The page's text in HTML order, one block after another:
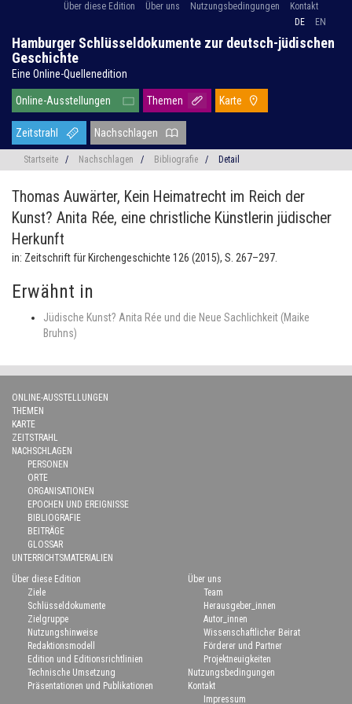
Über diese Edition Über uns Nutzungsbedingungen
Kontakt
DE
EN
Hamburger Schlüsseldokumente zur deutsch-jüdischen
Geschichte
Eine Online-Quellenedition
Online-Ausstellungen Themen Karte
Zeitstrahl Nachschlagen
Startseite / Nachschlagen / Bibliografie / Detail
Thomas Auwärter, Kein Heimatrecht im Reich der
Kunst? Anita Rée, eine christliche Künstlerin jüdischer
Herkunft
in: Zeitschrift für Kirchengeschichte 126 (2015), S. 267–297.
Erwähnt in
Jüdische Kunst? Anita Rée und die Neue Sachlichkeit (Maike
Bruhns)
ONLINE-AUSSTELLUNGEN
THEMEN
KARTE
ZEITSTRAHL
NACHSCHLAGEN
PERSONEN
ORTE
ORGANISATIONEN
EPOCHEN UND EREIGNISSE
BIBLIOGRAFIE
BEITRÄGE
GLOSSAR
UNTERRICHTSMATERIALIEN
Über diese Edition
Ziele
Schlüsseldokumente
Zielgruppe
Nutzungshinweise
Redaktionsmodell
Edition und Editionsrichtlinien
Technische Umsetzung
Präsentationen und Publikationen
Über uns
Team
Herausgeber_innen
Autor_innen
Wissenschaftlicher Beirat
Förderer und Partner
Projektneuigkeiten
Nutzungsbedingungen
Kontakt
Impressum